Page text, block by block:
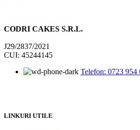
CODRI CAKES S.R.L.
J29/2837/2021
CUI: 45244145
Telefon: 0723 954
LINKURI UTILE